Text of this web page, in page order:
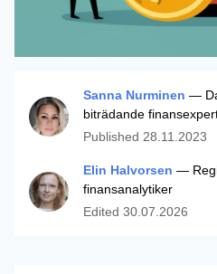
Sanna Nurminen —
biträdande
Published 28.11.2023
Elin Halvorsen —
finansanalytiker
Edited 30.07.2026